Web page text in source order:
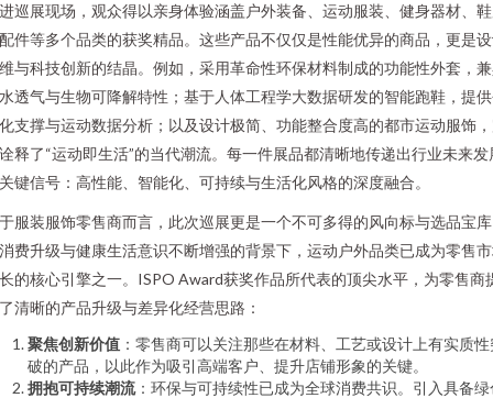
巡展现场，观众得以亲身体验涵盖户外装备、运动服装、健身器材、
件等多个品类的获奖精品。这些产品不仅仅是性能优异的商品，更是
与科技创新的结晶。例如，采用革命性环保材料制成的功能性外套，
透气与生物可降解特性；基于人体工程学大数据研发的智能跑鞋，提
支撑与运动数据分析；以及设计极简、功能整合度高的都市运动服饰
释了“运动即生活”的当代潮流。每一件展品都清晰地传递出行业未来发
键信号：高性能、智能化、可持续与生活化风格的深度融合。
服装服饰零售商而言，此次巡展更是一个不可多得的风向标与选品宝
费升级与健康生活意识不断增强的背景下，运动户外品类已成为零售
的核心引擎之一。ISPO Award获奖作品所代表的顶尖水平，为零售商
清晰的产品升级与差异化经营思路：
聚焦创新价值 ：零售商可以关注那些在材料、工艺或设计上有实质性
破的产品，以此作为吸引高端客户、提升店铺形象的关键。
拥抱可持续潮流：环保与可持续性已成为全球消费共识。引入具备绿